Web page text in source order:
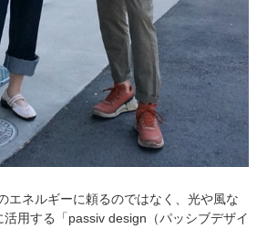
エネルギーに頼るのではなく、光や風な
活用する「passiv design（パッシブデザイ